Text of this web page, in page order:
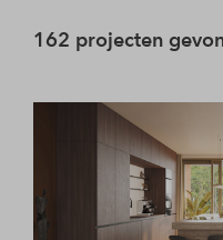
162 projecten